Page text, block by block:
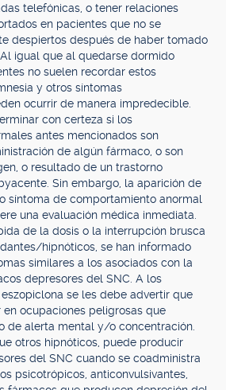
telefónicas, o tener relaciones
en pacientes que no se
despiertos después de haber tomado
igual que al quedarse dormido
no suelen recordar estos
y otros síntomas
ocurrir de manera impredecible.
con certeza si los
antes mencionados son
de algún fármaco, o son
o resultado de un trastorno
Sin embargo, la aparición de
síntoma de comportamiento anormal
una evaluación médica inmediata.
de la dosis o la interrupción brusca
hipnóticos, se han informado
similares a los asociados con la
depresores del SNC. A los
se les debe advertir que
ocupaciones peligrosas que
de alerta mental y/o concentración.
otros hipnóticos, puede producir
del SNC cuando se coadministra
psicotrópicos, anticonvulsivantes,